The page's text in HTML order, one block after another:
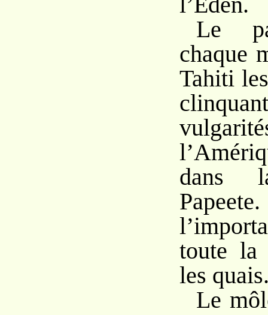
Le
chaque
Tahiti
dans
toute
les
Le